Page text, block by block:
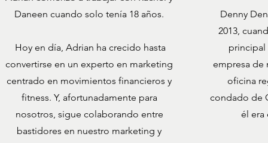
Daneen cuando solo tenía 18 años.
Hoy en día, Adrian ha crecido hasta
convertirse en un experto en marketing
centrado en movimientos financieros y
fitness. Y, afortunadamente para
nosotros, sigue colaborando entre
bastidores en nuestro marketing y
Denny
2013,
empresa de
oficina
condado de
él era